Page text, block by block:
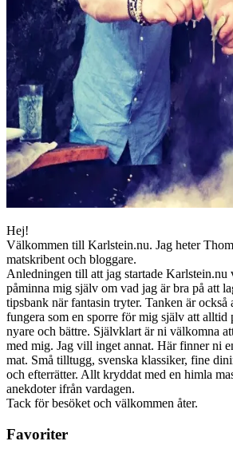
Hej!
Välkommen till Karlstein.nu. Jag heter
matskribent och bloggare.
Anledningen till att jag startade Karlstein.nu
påminna mig själv om vad jag är bra på att
tipsbank när fantasin tryter. Tanken är också
fungera som en sporre för mig själv att alltid
nyare och bättre. Självklart är ni välkomna
med mig. Jag vill inget annat. Här finner ni
mat. Små tilltugg, svenska klassiker, fine
och efterrätter. Allt kryddat med en himla
anekdoter ifrån vardagen.
Tack för besöket och välkommen åter.
Favoriter